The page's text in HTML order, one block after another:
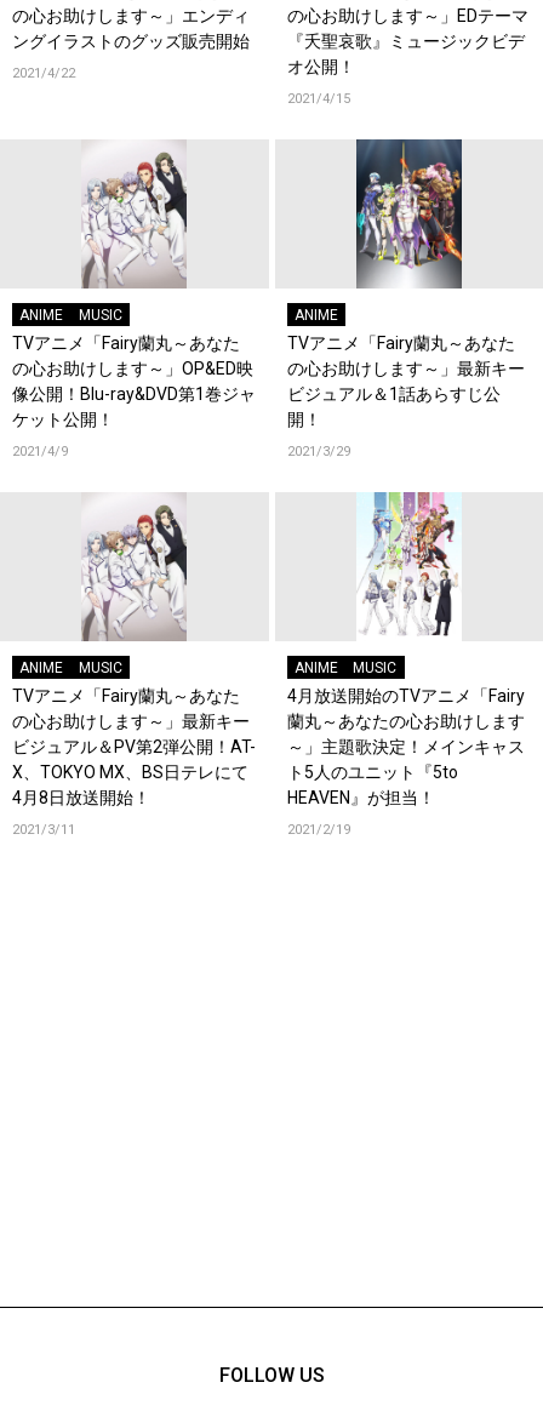
の心お助けします～」エンディ
ングイラストのグッズ販売開始
2021/4/22
の心お助けします～」EDテーマ
『夭聖哀歌』ミュージックビデ
オ公開！
2021/4/15
ANIME MUSIC
TVアニメ「Fairy蘭丸～あなた
の心お助けします～」OP&ED映
像公開！Blu-ray&DVD第1巻ジャ
ケット公開！
2021/4/9
ANIME
TVアニメ「Fairy蘭丸～あなた
の心お助けします～」最新キー
ビジュアル＆1話あらすじ公
開！
2021/3/29
ANIME MUSIC
TVアニメ「Fairy蘭丸～あなた
の心お助けします～」最新キー
ビジュアル＆PV第2弾公開！AT-
X、TOKYO MX、BS日テレにて
4月8日放送開始！
2021/3/11
ANIME MUSIC
4月放送開始のTVアニメ「Fairy
蘭丸～あなたの心お助けします
～」主題歌決定！メインキャス
ト5人のユニット『5to
HEAVEN』が担当！
2021/2/19
FOLLOW US